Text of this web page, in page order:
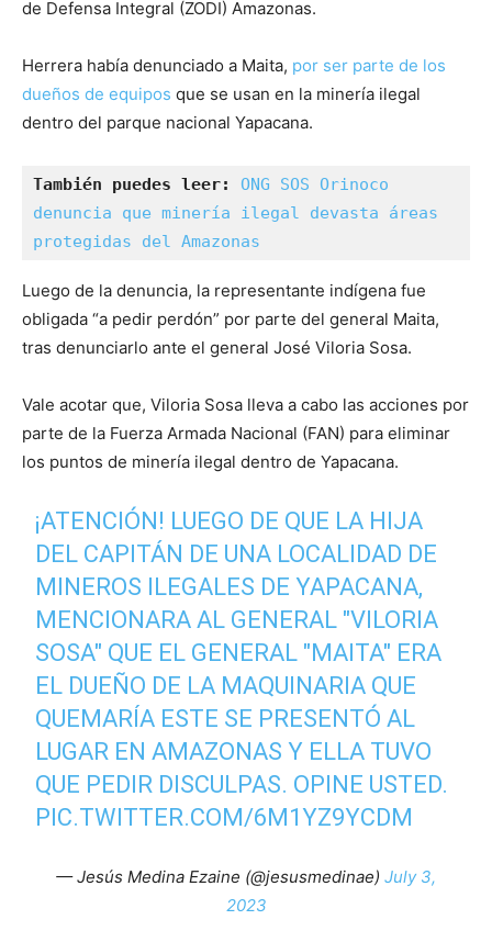
de Defensa Integral (ZODI) Amazonas.
Herrera había denunciado a Maita, por ser parte de los
dueños de equipos que se usan en la minería ilegal
dentro del parque nacional Yapacana.
También puedes leer:
ONG SOS Orinoco
denuncia que minería ilegal devasta áreas
protegidas del Amazonas
Luego de la denuncia, la representante indígena fue
obligada “a pedir perdón” por parte del general Maita,
tras denunciarlo ante el general José Viloria Sosa.
Vale acotar que, Viloria Sosa lleva a cabo las acciones por
parte de la Fuerza Armada Nacional (FAN) para eliminar
los puntos de minería ilegal dentro de Yapacana.
¡ATENCIÓN! LUEGO DE QUE LA HIJA
DEL CAPITÁN DE UNA LOCALIDAD DE
MINEROS ILEGALES DE YAPACANA,
MENCIONARA AL GENERAL "VILORIA
SOSA" QUE EL GENERAL "MAITA" ERA
EL DUEÑO DE LA MAQUINARIA QUE
QUEMARÍA ESTE SE PRESENTÓ AL
LUGAR EN AMAZONAS Y ELLA TUVO
QUE PEDIR DISCULPAS. OPINE USTED.
PIC.TWITTER.COM/6M1YZ9YCDM
— Jesús Medina Ezaine (@jesusmedinae) July 3,
2023